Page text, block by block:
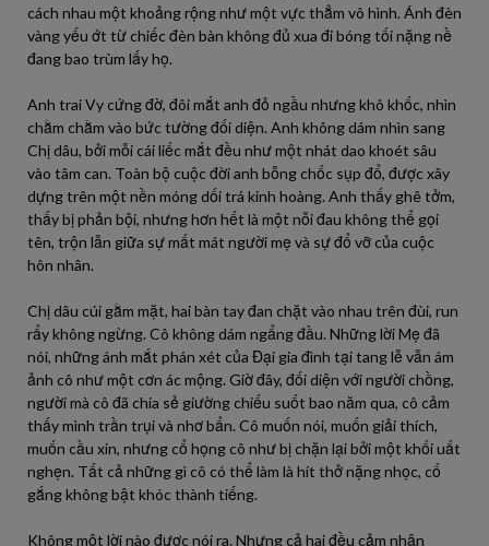
cách nhau một khoảng rộng như một vực thẳm vô hình. Ánh đèn
vàng yếu ớt từ chiếc đèn bàn không đủ xua đi bóng tối nặng nề
đang bao trùm lấy họ.
Anh trai Vy cứng đờ, đôi mắt anh đỏ ngầu nhưng khô khốc, nhìn
chằm chằm vào bức tường đối diện. Anh không dám nhìn sang
Chị dâu, bởi mỗi cái liếc mắt đều như một nhát dao khoét sâu
vào tâm can. Toàn bộ cuộc đời anh bỗng chốc sụp đổ, được xây
dựng trên một nền móng dối trá kinh hoàng. Anh thấy ghê tởm,
thấy bị phản bội, nhưng hơn hết là một nỗi đau không thể gọi
tên, trộn lẫn giữa sự mất mát người mẹ và sự đổ vỡ của cuộc
hôn nhân.
Chị dâu cúi gằm mặt, hai bàn tay đan chặt vào nhau trên đùi, run
rẩy không ngừng. Cô không dám ngẩng đầu. Những lời Mẹ đã
nói, những ánh mắt phán xét của Đại gia đình tại tang lễ vẫn ám
ảnh cô như một cơn ác mộng. Giờ đây, đối diện với người chồng,
người mà cô đã chia sẻ giường chiếu suốt bao năm qua, cô cảm
thấy mình trần trụi và nhơ bẩn. Cô muốn nói, muốn giải thích,
muốn cầu xin, nhưng cổ họng cô như bị chặn lại bởi một khối uất
nghẹn. Tất cả những gì cô có thể làm là hít thở nặng nhọc, cố
gắng không bật khóc thành tiếng.
Không một lời nào được nói ra. Nhưng cả hai đều cảm nhận